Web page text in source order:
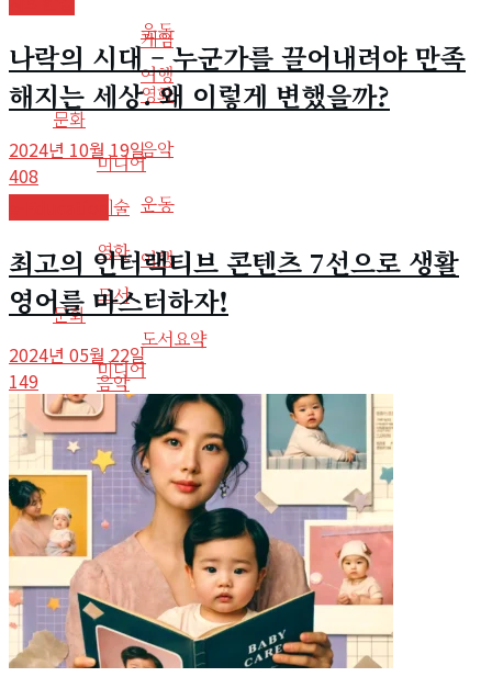
게임
영화
음악
운동
여행
문화
미디어
예술
영화
도서
도서요약
음악
운동
여행
문화
미디어
예술
영화
도서
도서요약
음악
라디오
사회
인물
인생
정치
사회심리
나락의 시대 – 누군가를 끌어내려야 만족
해지는 세상. 왜 이렇게 변했을까?
2024년 10월 19일
408
최고의 인터랙티브 콘텐츠 7선으로 생활
영어를 마스터하자!
2024년 05월 22일
149